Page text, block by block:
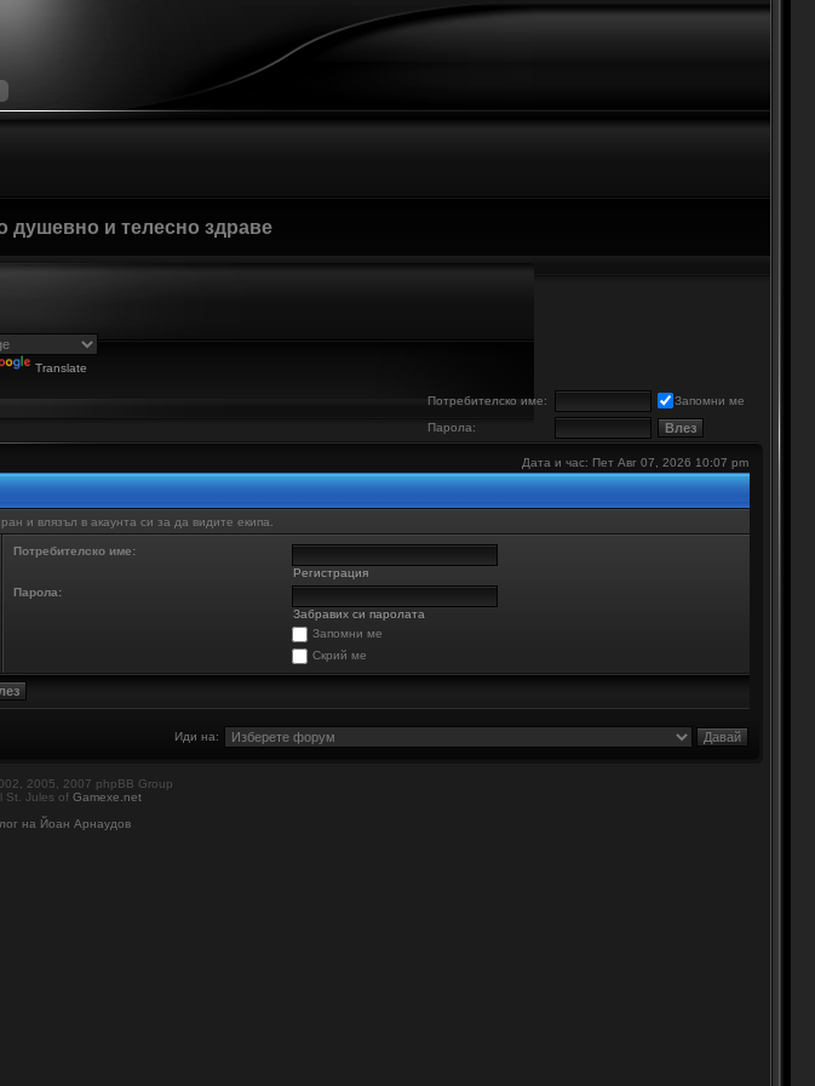
и телесно здраве
Translate
Потребителско име:
Запомни ме
Парола:
Дата и час: Пет Авг 07, 2026 10:07 pm
и влязъл в акаунта си за да видите екипа.
Потребителско име:
Регистрация
Парола:
Забравих си паролата
Запомни ме
Скрий ме
Иди на:
2005, 2007 phpBB Group
St. Jules of Gamexe.net
на Йоан Арнаудов